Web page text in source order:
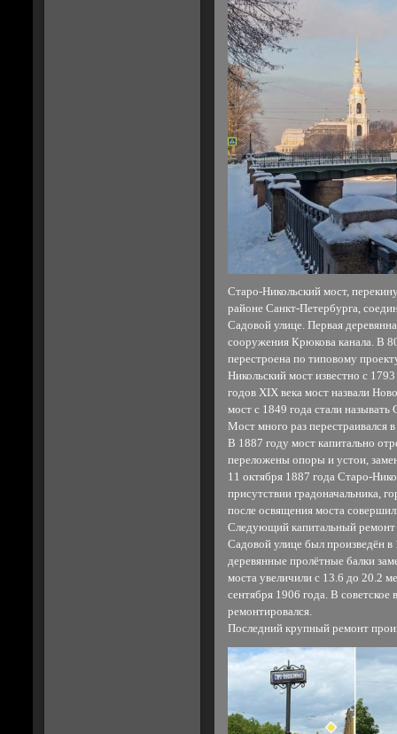
Старо-Никольский мост,
районе Санкт-Петербурга,
Садовой улице. Первая
сооружения Крюкова канала. В
перестроена по типовому
Никольский мост известно с
годов XIX века мост назвали
мост с 1849 года стали называть
Мост много раз перестраивался
В 1887 году мост капитально
переложены опоры и устои,
11 октября 1887 года Старо-
присутствии градоначальника,
после освящения моста
Следующий капитальный ремонт
Садовой улице был произведён
деревянные пролётные балки
моста увеличили с 13.6 до 20.2
сентября 1906 года. В
ремонтировался.
Последний крупный ремонт